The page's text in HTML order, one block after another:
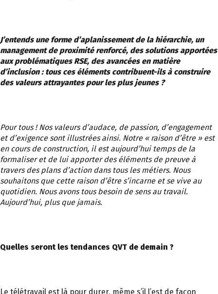
J’entends une forme d’aplanissement de la hiérarchie, un
management de proximité renforcé, des solutions apportées
aux problématiques RSE, des avancées en matière
d’inclusion : tous ces éléments contribuent-ils à construire
des valeurs attrayantes pour les plus jeunes ?
Pour tous ! Nos valeurs d’audace, de passion, d’engagement
et d’exigence sont illustrées ainsi. Notre « raison d’être » est
en cours de construction, il est aujourd’hui temps de la
formaliser et de lui apporter des éléments de preuve à
travers des plans d’action dans tous les métiers. Nous
souhaitons que cette raison d’être s’incarne et se vive au
quotidien. Nous avons tous besoin de sens au travail.
Aujourd’hui, plus que jamais.
Quelles seront les tendances QVT de demain ?
Le télétravail est là pour durer, même s’il l’est de façon